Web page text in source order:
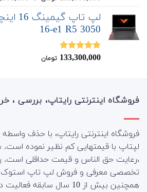
16-e1 R5 3050
نمره5.00
133,300,000 تومان
فروشگاه اینترنتی رایتاپ، بررسی ،
فروشگاه اینترنتی رایتاپ، با حذف
لپتاپ با قیمتهایی کم نظیر نموده است.
،رعایت حق الناس و قیمت حداقلی است.
تخصصی معرفی و فروش لپ تاپ استوک
همچنین بیش از 10 سال سابقه